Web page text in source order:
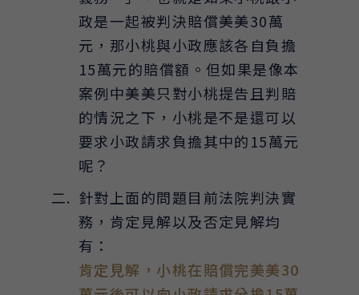
政是一起被判決賠償美美30萬
元，那小桃與小政應該各自負擔
15萬元的賠償額。但如果是像本
案例中美美只對小桃提告且判賠
的情況之下，小桃是不是還可以
要求小政請求負擔其中的15萬元
呢？
針對上面的問題目前法院判決實
務，肯定見解以及否定見解均
有：
肯定見解，小桃在賠償完美美30